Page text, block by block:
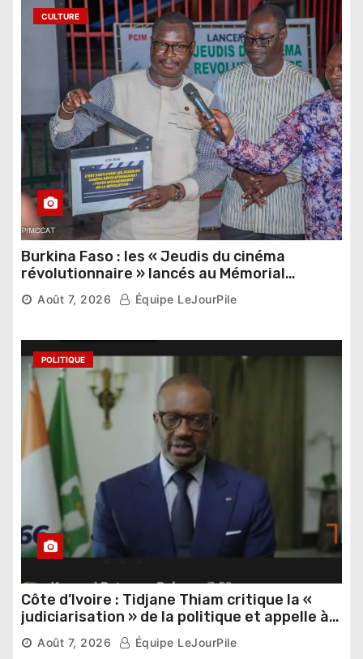
CULTURE
Burkina Faso : les « Jeudis du cinéma
révolutionnaire » lancés au Mémorial
Thomas Sankara
Août 7, 2026 Équipe LeJourPile
POLITIQUE
Côte d’Ivoire : Tidjane Thiam critique la «
judiciarisation » de la politique et appelle à
poursuivre l’apaisement
Août 7, 2026 Équipe LeJourPile